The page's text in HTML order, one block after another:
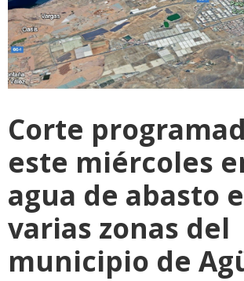
Corte
este miércoles
agua de abasto
varias zonas del
municipio de